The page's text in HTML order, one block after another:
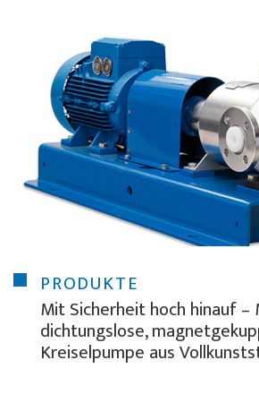
PRODUKTE
Mit Sicherheit hoch hinauf –
dichtungslose,
Kreiselpumpe aus